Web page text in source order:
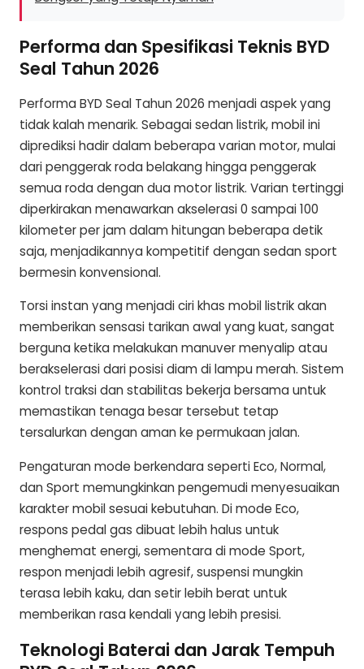
Performa dan Spesifikasi Teknis BYD
Seal Tahun 2026
Performa BYD Seal Tahun 2026 menjadi aspek yang
tidak kalah menarik. Sebagai sedan listrik, mobil ini
diprediksi hadir dalam beberapa varian motor, mulai
dari penggerak roda belakang hingga penggerak
semua roda dengan dua motor listrik. Varian tertinggi
diperkirakan menawarkan akselerasi 0 sampai 100
kilometer per jam dalam hitungan beberapa detik
saja, menjadikannya kompetitif dengan sedan sport
bermesin konvensional.
Torsi instan yang menjadi ciri khas mobil listrik akan
memberikan sensasi tarikan awal yang kuat, sangat
berguna ketika melakukan manuver menyalip atau
berakselerasi dari posisi diam di lampu merah. Sistem
kontrol traksi dan stabilitas bekerja bersama untuk
memastikan tenaga besar tersebut tetap
tersalurkan dengan aman ke permukaan jalan.
Pengaturan mode berkendara seperti Eco, Normal,
dan Sport memungkinkan pengemudi menyesuaikan
karakter mobil sesuai kebutuhan. Di mode Eco,
respons pedal gas dibuat lebih halus untuk
menghemat energi, sementara di mode Sport,
respon menjadi lebih agresif, suspensi mungkin
terasa lebih kaku, dan setir lebih berat untuk
memberikan rasa kendali yang lebih presisi.
Teknologi Baterai dan Jarak Tempuh